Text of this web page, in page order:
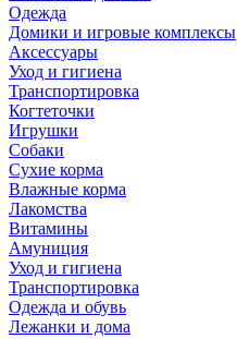
Одежда
Домики и игровые комплексы
Аксессуары
Уход и гигиена
Транспортировка
Когтеточки
Игрушки
Собаки
Сухие корма
Влажные корма
Лакомства
Витамины
Амуниция
Уход и гигиена
Транспортировка
Одежда и обувь
Лежанки и дома